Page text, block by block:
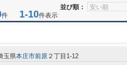
並び順：
件 1-10件表示
玉県本庄市前原 ２丁目1-12